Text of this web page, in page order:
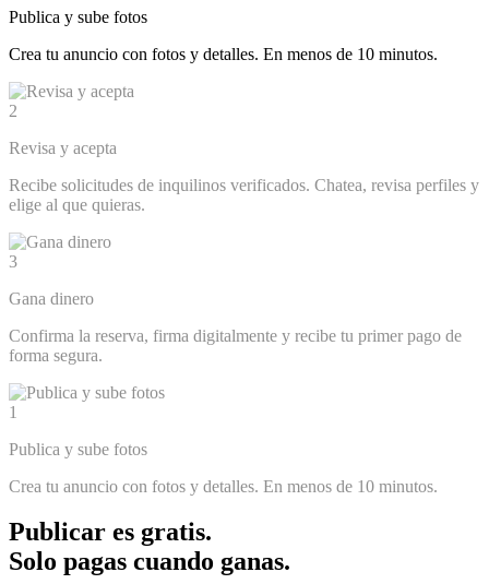
Publica y sube fotos
Crea tu anuncio con fotos y detalles. En menos de 10 minutos.
2
Revisa y acepta
Recibe solicitudes de inquilinos verificados. Chatea, revisa perfiles y
elige al que quieras.
3
Gana dinero
Confirma la reserva, firma digitalmente y recibe tu primer pago de
forma segura.
1
Publica y sube fotos
Crea tu anuncio con fotos y detalles. En menos de 10 minutos.
Publicar es gratis.
Solo pagas cuando ganas.